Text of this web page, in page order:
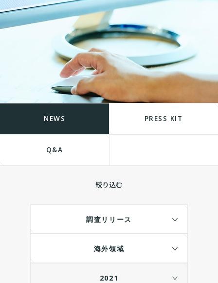
NEWS PRESS KIT
Q&A
絞り込む
調査リリース
海外領域
2021